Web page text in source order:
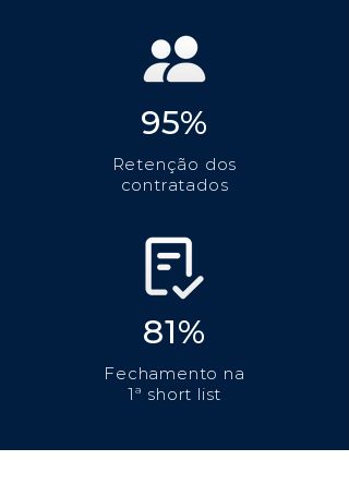
95%
Retenção dos
contratados
81%
Fechamento na
1ª short list